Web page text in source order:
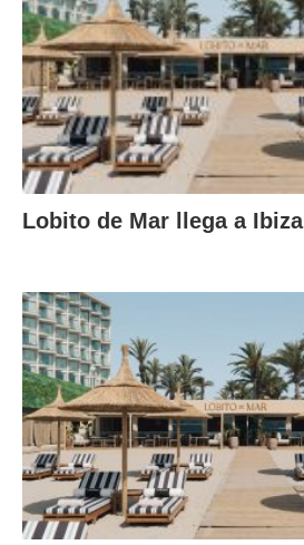
Lobito de Mar llega a Ibiza